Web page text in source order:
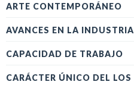
ARTE CONTEMPORÁNEO
AVANCES EN LA INDUSTRIA
CAPACIDAD DE TRABAJO
CARÁCTER ÚNICO DEL